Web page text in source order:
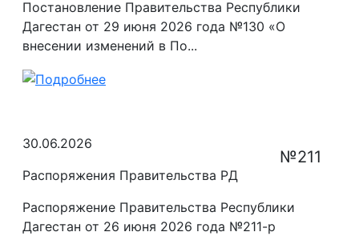
Постановление Правительства Республики
Дагестан от 29 июня 2026 года №130 «О
внесении изменений в По...
30.06.2026
Распоряжения Правительства РД
№211
Распоряжение Правительства Республики
Дагестан от 26 июня 2026 года №211-р